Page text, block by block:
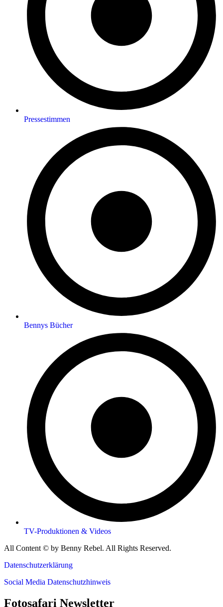
Pressestimmen
Bennys Bücher
TV-Produktionen & Videos
All Content © by Benny Rebel. All Rights Reserved.
Datenschutzerklärung
Social Media Datenschutzhinweis
Fotosafari Newsletter